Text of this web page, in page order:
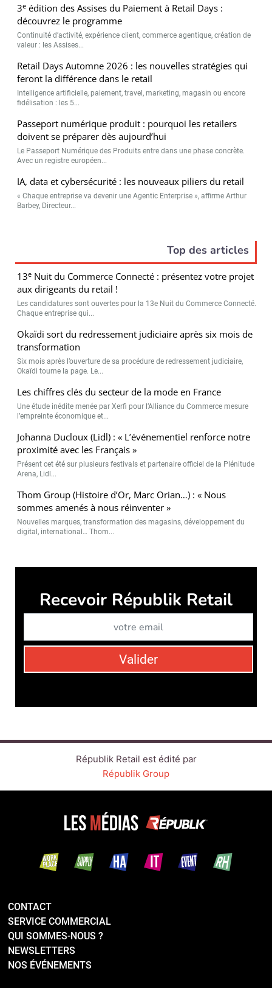
3e édition des Assises du Paiement à Retail Days :
découvrez le programme
Continuité d’activité, expérience client, commerce agentique, création de
valeur : les Assises...
Retail Days Automne 2026 : les nouvelles stratégies qui
feront la différence dans le retail
Intelligence artificielle, paiement, travel, marketing, magasin ou encore
fidélisation : les 5...
Passeport numérique produit : pourquoi les retailers
doivent se préparer dès aujourd’hui
Le Passeport Numérique des Produits entre dans une phase concrète.
Avec un registre européen...
IA, data et cybersécurité : les nouveaux piliers du retail
« Chaque entreprise va devenir une Agentic Enterprise », affirme Arthur
Barbey, Directeur...
Top des articles
13e Nuit du Commerce Connecté : présentez votre projet
aux dirigeants du retail !
Les candidatures sont ouvertes pour la 13e Nuit du Commerce Connecté.
Chaque entreprise qui...
Okaïdi sort du redressement judiciaire après six mois de
transformation
Six mois après l’ouverture de sa procédure de redressement judiciaire,
Okaïdi tourne la page. Le...
Les chiffres clés du secteur de la mode en France
Une étude inédite menée par Xerfi pour l’Alliance du Commerce mesure
l’empreinte économique et...
Johanna Ducloux (Lidl) : « L’événementiel renforce notre
proximité avec les Français »
Présent cet été sur plusieurs festivals et partenaire officiel de la Plénitude
Arena, Lidl...
Thom Group (Histoire d’Or, Marc Orian…) : « Nous
sommes amenés à nous réinventer »
Nouvelles marques, transformation des magasins, développement du
digital, international… Thom...
Républik Retail est édité par
SERVICE COMMERCIAL
SUIVEZ-NOUS : LINKEDINTWITTERFACEBOOK
YOUTUBE
PLAN DU SITE
MENTIONS LÉGALES
POLITIQUE DE CONFIDENTIALITÉ
COOKIES